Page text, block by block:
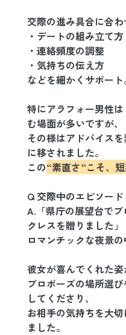
交際の進み具合に合わ
・デートの組み立て方
・連絡頻度の調整
・気持ちの伝え方
などを細かくサポート
特にアラフォー男性
む場面が多いですが、
その様はアドバイス
に移されました。
この“素直さ”こそ、
Q 交際中のエピソード
A.「県庁の展望台で
クレスを贈りました」
ロマンチックな夜景の
彼女が喜んでくれた姿
プロポーズの場所選
してくださり、
お相手の気持ちを大
ました。